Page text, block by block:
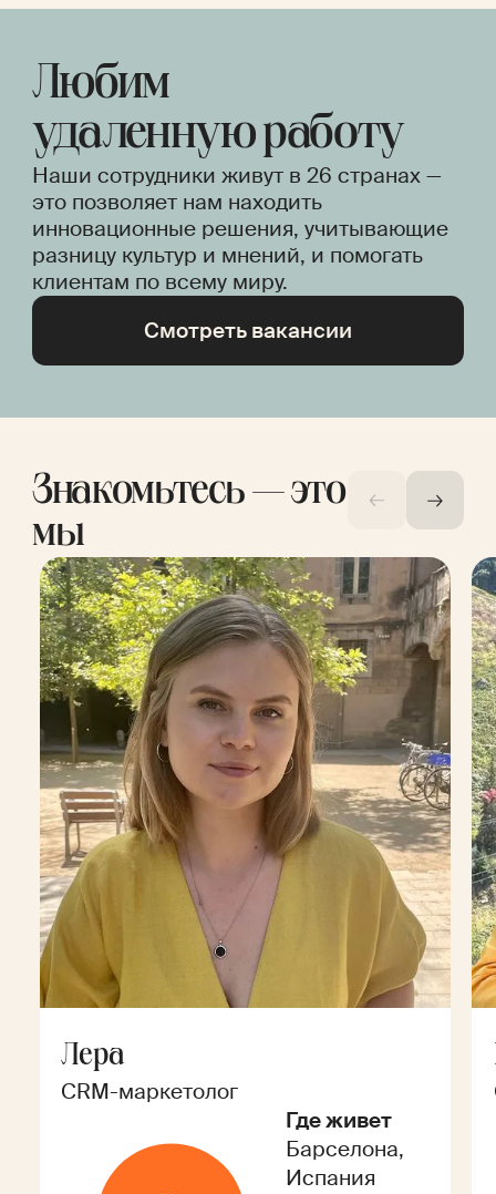
Создаем, заботясь
большее, чем любой
друг друга.
Мы делимся знаниями, помогаем в
сложных ситуациях, вдохновляем
других и прислушиваемся к
интересам команды при принятии
решений.
Любим
удаленную работу
Наши сотрудники живут в 26 странах —
это позволяет нам находить
инновационные решения, учитывающие
разницу культур и мнений, и помогать
клиентам по всему миру.
Смотреть вакансии
Знакомьтесь — это
мы
Лера
CRM-маркетолог
Где живет
Барселона,
Испания